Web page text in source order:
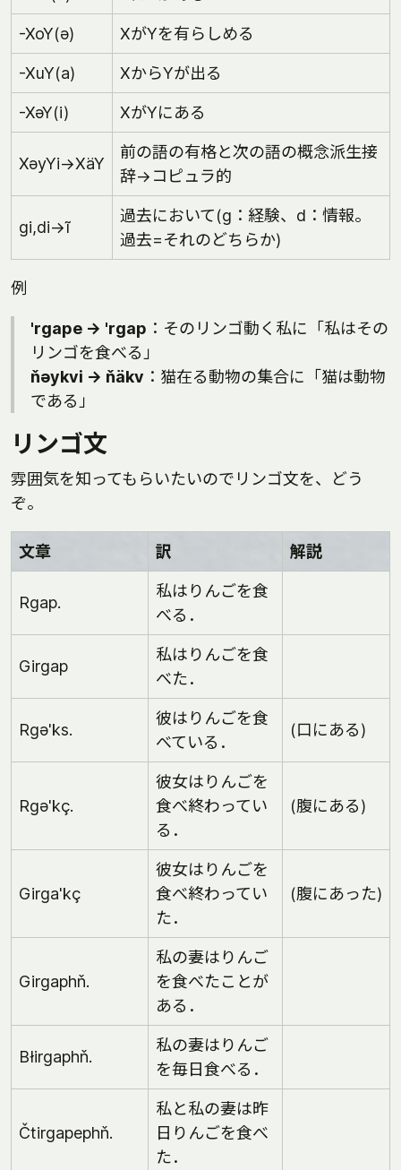
-XoY(ə) XがYを有らしめる
-XuY(a) XからYが出る
-XəY(i) XがYにある
XəyYi→XäY
前の語の有格と次の語の概念派生接
辞→コピュラ的
gi,di→ĩ
過去において(g：経験、d：情報。
過去=それのどちらか)
例
'rgape → 'rgap ：そのリンゴ動く私に「私はその
リンゴを食べる」
ňəykvi → ňäkv ：猫在る動物の集合に「猫は動物
である」
リンゴ文
雰囲気を知ってもらいたいのでリンゴ文を、どう
ぞ。
文章 訳 解説
Rgap.
私はりんごを食
べる．
Girgap
私はりんごを食
べた．
Rgə'ks.
彼はりんごを食
べている．
(口にある)
Rgə'kç.
彼女はりんごを
食べ終わってい
る．
(腹にある)
Girga'kç
彼女はりんごを
食べ終わってい
た．
(腹にあった)
Girgaphň.
私の妻はりんご
を食べたことが
ある．
Błirgaphň.
私の妻はりんご
を毎日食べる．
Čtirgapephň.
私と私の妻は昨
日りんごを食べ
た．